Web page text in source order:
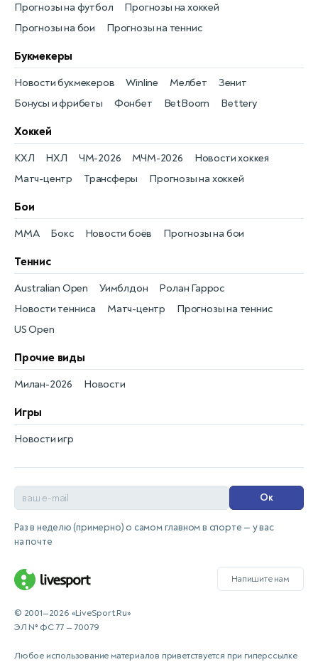
Прогнозы на футбол
Прогнозы на хоккей
Прогнозы на бои Прогнозы на теннис
Букмекеры
Бонусы и фрибеты
Новости букмекеров
Фонбет
Winline
BetBoom
Мелбет
Bettery
Зенит
Хоккей
Новости хоккея
КХЛ
Матч-центр
НХЛ
Трансферы
ЧМ-2026
Прогнозы на хоккей
МЧМ-2026
Бои
Новости боёв
MMA Прогнозы на бои
Бокс
Теннис
Новости тенниса
Australian Open
Матч-центр
Уимблдон
Прогнозы на теннис
Ролан Гаррос
US Open
Прочие виды
Новости
Милан-2026
Игры
Новости игр
Ок
Раз в неделю (примерно) о самом главном в спорте — у вас
на почте
Напишите нам
© 2001—2026 «LiveSport.Ru»
ЭЛ № ФС 77 — 70079
Любое использование материалов приветствуется при гиперссылке